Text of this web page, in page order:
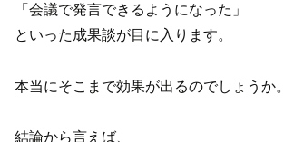
「会議で発言できるようになった」
といった成果談が目に入ります。
本当にそこまで効果が出るのでしょうか。
結論から言えば、